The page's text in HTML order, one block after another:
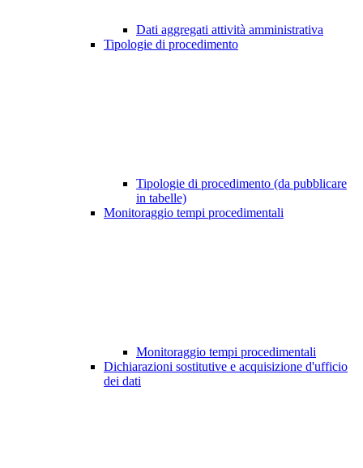
Dati aggregati attività amministrativa
Tipologie di procedimento
Tipologie di procedimento (da pubblicare
in tabelle)
Monitoraggio tempi procedimentali
Monitoraggio tempi procedimentali
Dichiarazioni sostitutive e acquisizione d'ufficio
dei dati